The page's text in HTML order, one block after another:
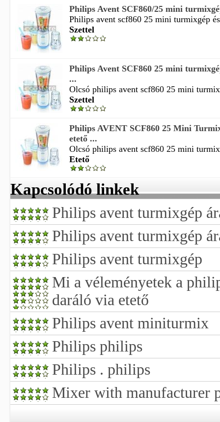
Philips Avent SCF860/25 mini
Philips avent scf860 25 mini turmixgép
Szettel
Philips Avent SCF860 25 mini
...
Olcsó philips avent scf860 25 mini
Szettel
Philips AVENT SCF860 25 Mini
etető ...
Olcsó philips avent scf860 25 mini
Etető
Kapcsolódó linkek
Philips avent turmixgép
Philips avent turmixgép
Philips avent turmixgép
Mi a véleményetek a
daráló via etető
Philips avent miniturmix
Philips philips
Philips . philips
Mixer with manufacturer